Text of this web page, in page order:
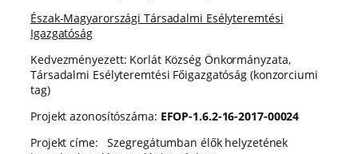
Észak-Magyarországi Társadalmi Esélyteremtési
Igazgatóság
Kedvezményezett: Korlát Község Önkormányzata,
Társadalmi Esélyteremtési Főigazgatóság (konzorciumi
tag)
Projekt azonosítószáma: EFOP-1.6.2-16-2017-00024
Projekt címe: Szegregátumban élők helyzetének